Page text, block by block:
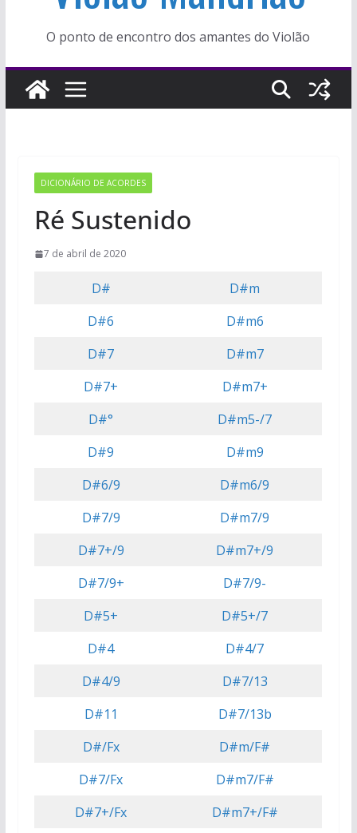
O ponto de encontro dos amantes do Violão
DICIONÁRIO DE ACORDES
Ré Sustenido
7 de abril de 2020
D#
D#m
D#6
D#m6
D#7
D#m7
D#7+
D#m7+
D#°
D#m5-/7
D#9
D#m9
D#6/9
D#m6/9
D#7/9
D#m7/9
D#7+/9
D#m7+/9
D#7/9+
D#7/9-
D#5+
D#5+/7
D#4
D#4/7
D#4/9
D#7/13
D#11
D#7/13b
D#/Fx
D#m/F#
D#7/Fx
D#m7/F#
D#7+/Fx
D#m7+/F#